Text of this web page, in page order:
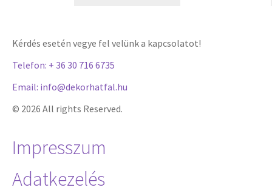
Kérdés esetén vegye fel velünk a kapcsolatot!
Telefon: + 36 30 716 6735
Email: info@dekorhatfal.hu
© 2026 All rights Reserved.
Impresszum
Adatkezelés